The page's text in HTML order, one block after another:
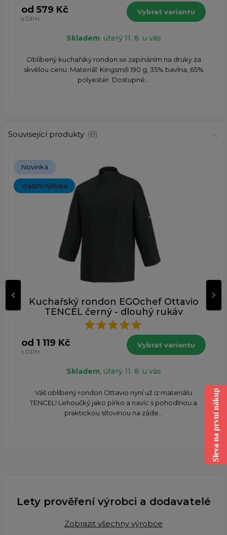
od 579 Kč
s DPH
Vybrat variantu
Skladem, úterý 11. 8. u vás
Oblíbený kuchařský rondon se zapínáním na druky za
skvělou cenu. Materiál: Kingsmill 190 g, 35% bavlna, 65%
polyester. Dostupné...
Související produkty (8)
Novinka
Vlastní výšivka
Kuchařský rondon EGOchef Ottavio
TENCEL černý - dlouhý rukáv
od 1 119 Kč
s DPH
Vybrat variantu
Skladem, úterý 11. 8. u vás
Váš oblíbený rondon Ottavio nyní už iz materiálu
TENCEL! Lehoučký jako pírko a navíc s pohodlnou a
praktickou síťovinou na záde...
Lety prověření výrobci a dodavatelé
Zobrazit všechny výrobce
Sleva na první nákup